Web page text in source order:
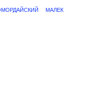
МАЛЕК